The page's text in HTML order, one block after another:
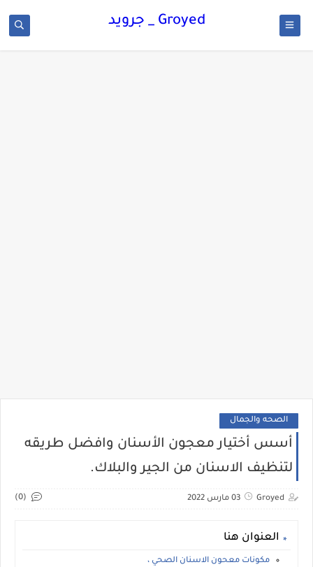
Groyed _ جرويد
الصحه والجمال
أسس أختيار معجون الأسنان وافضل طريقه
لتنظيف الاسنان من الجير والبلاك.
Groyed 03 مارس 2022 (0)
العنوان هنا
مكونات معحون الاسنان الصحي ،